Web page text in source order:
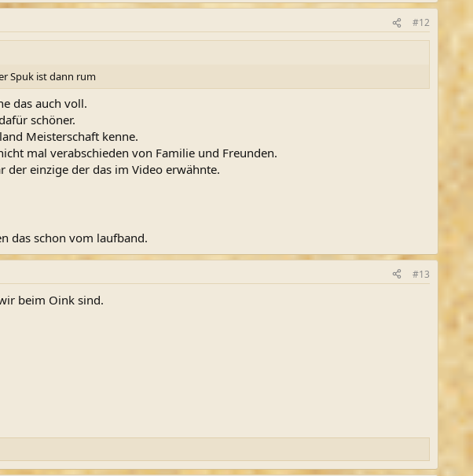
#12
Spuk ist dann rum
das auch voll.
schöner.
Meisterschaft kenne.
mal verabschieden von Familie und Freunden.
der einzige der das im Video erwähnte.
das schon vom laufband.
#13
beim Oink sind.